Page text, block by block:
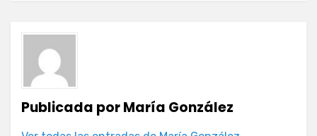
Publicada porMaría González